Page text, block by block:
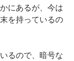
にあるが、今は
を持っているの
るので、暗号な